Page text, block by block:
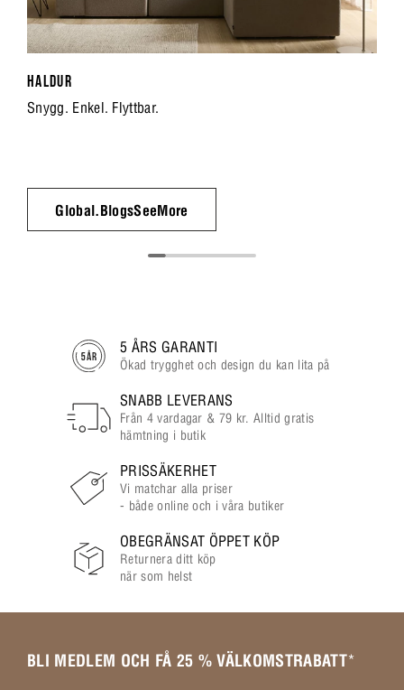
HALDUR
Snygg. Enkel. Flyttbar.
Global.BlogsSeeMore
5 ÅRS GARANTI
Ökad trygghet och design du kan lita på
SNABB LEVERANS
Från 4 vardagar & 79 kr. Alltid gratis
hämtning i butik
PRISSÄKERHET
Vi matchar alla priser
- både online och i våra butiker
OBEGRÄNSAT ÖPPET KÖP
Returnera ditt köp
när som helst
BLI MEDLEM OCH FÅ 25 % VÄLKOMSTRABATT*